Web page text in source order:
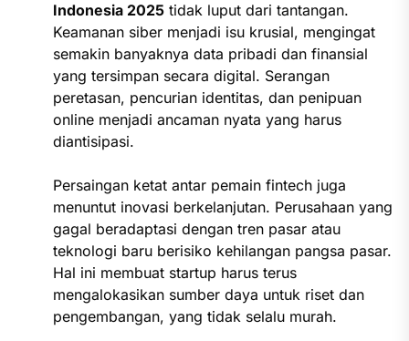
Indonesia 2025tidak luput dari tantangan.
Keamanan siber menjadi isu krusial, mengingat
semakin banyaknya data pribadi dan finansial
yang tersimpan secara digital. Serangan
peretasan, pencurian identitas, dan penipuan
online menjadi ancaman nyata yang harus
diantisipasi.
Persaingan ketat antar pemain fintech juga
menuntut inovasi berkelanjutan. Perusahaan yang
gagal beradaptasi dengan tren pasar atau
teknologi baru berisiko kehilangan pangsa pasar.
Hal ini membuat startup harus terus
mengalokasikan sumber daya untuk riset dan
pengembangan, yang tidak selalu murah.